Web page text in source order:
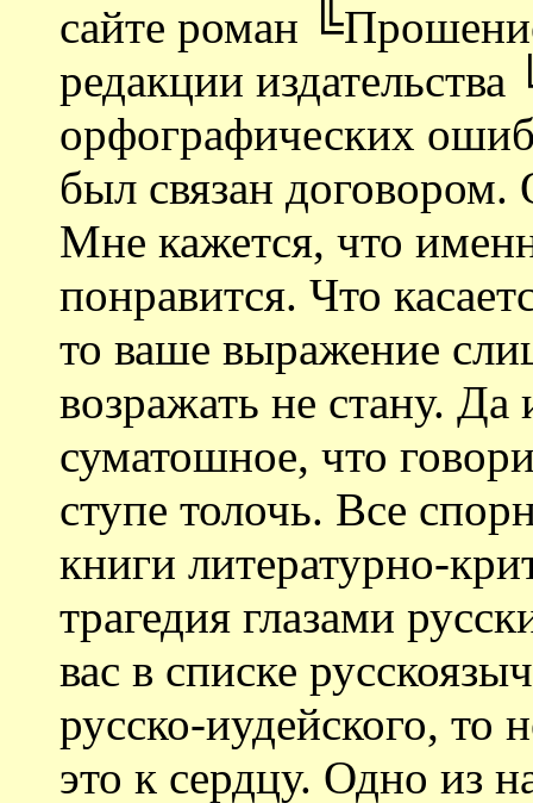
сайте роман
редакции
орфографических
был связан
Мне кажется, что
понравится. Что
то ваше выражение
возражать не стану.
суматошное, что
ступе толочь. Все
книги литературно-
трагедия глазами
вас в списке
русско-иудейского, то
это к сердцу. Одно из